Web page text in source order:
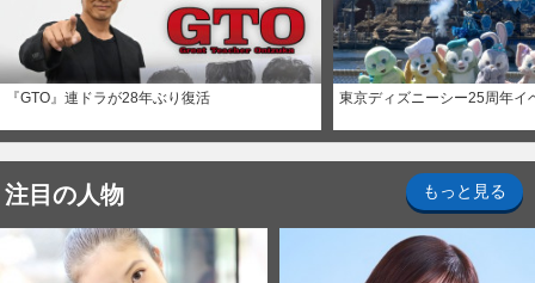
『GTO』連ドラが28年ぶり復活 東京ディズニーシー25周年イ
注目の人物 もっと見る